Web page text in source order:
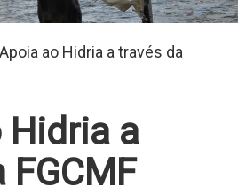
Apoia ao Hidria a través da
a